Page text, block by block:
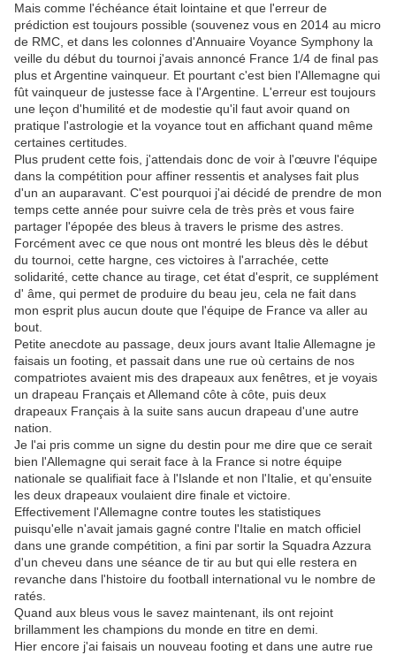
Mais comme l'échéance était lointaine et que l'erreur de
prédiction est toujours possible (souvenez vous en 2014 au micro
de RMC, et dans les colonnes d'Annuaire Voyance Symphony la
veille du début du tournoi j'avais annoncé France 1/4 de final pas
plus et Argentine vainqueur. Et pourtant c'est bien l'Allemagne qui
fût vainqueur de justesse face à l'Argentine. L'erreur est toujours
une leçon d'humilité et de modestie qu'il faut avoir quand on
pratique l'astrologie et la voyance tout en affichant quand même
certaines certitudes.
Plus prudent cette fois, j'attendais donc de voir à l'œuvre l'équipe
dans la compétition pour affiner ressentis et analyses fait plus
d'un an auparavant. C'est pourquoi j'ai décidé de prendre de mon
temps cette année pour suivre cela de très près et vous faire
partager l'épopée des bleus à travers le prisme des astres.
Forcément avec ce que nous ont montré les bleus dès le début
du tournoi, cette hargne, ces victoires à l'arrachée, cette
solidarité, cette chance au tirage, cet état d'esprit, ce supplément
d' âme, qui permet de produire du beau jeu, cela ne fait dans
mon esprit plus aucun doute que l'équipe de France va aller au
bout.
Petite anecdote au passage, deux jours avant Italie Allemagne je
faisais un footing, et passait dans une rue où certains de nos
compatriotes avaient mis des drapeaux aux fenêtres, et je voyais
un drapeau Français et Allemand côte à côte, puis deux
drapeaux Français à la suite sans aucun drapeau d'une autre
nation.
Je l'ai pris comme un signe du destin pour me dire que ce serait
bien l'Allemagne qui serait face à la France si notre équipe
nationale se qualifiait face à l'Islande et non l'Italie, et qu'ensuite
les deux drapeaux voulaient dire finale et victoire.
Effectivement l'Allemagne contre toutes les statistiques
puisqu'elle n'avait jamais gagné contre l'Italie en match officiel
dans une grande compétition, a fini par sortir la Squadra Azzura
d'un cheveu dans une séance de tir au but qui elle restera en
revanche dans l'histoire du football international vu le nombre de
ratés.
Quand aux bleus vous le savez maintenant, ils ont rejoint
brillamment les champions du monde en titre en demi.
Hier encore j'ai faisais un nouveau footing et dans une autre rue